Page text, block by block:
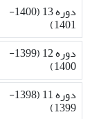
دوره 13 (1400-
1401)
دوره 12 (1399-
1400)
دوره 11 (1398-
1399)